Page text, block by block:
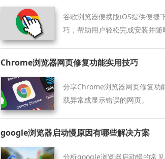
谷歌浏览器便携版iOS提供便捷
巧，帮助用户轻松完成安装并随
Chrome浏览器网页修复功能实用技巧
分享Chrome浏览器网页修复功
载异常或显示错误的网页。
google浏览器启动慢原因有哪些解决方案
分析google浏览器启动慢的常